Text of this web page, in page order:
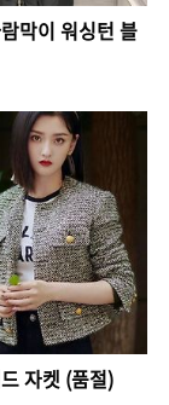
막이 워싱턴 블
자켓 (품절)